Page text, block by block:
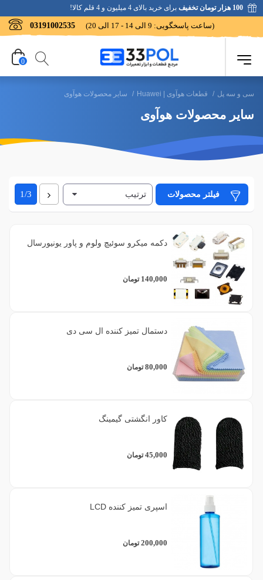
100 هزار تومان تخفیف برای خرید بالای 4 میلیون و 4 قلم کالا!
03191002535 (ساعت پاسخگویی: 9 الی 14 - 17 الی 20)
0
سی و سه پل / قطعات هوآوی | Huawei / سایر محصولات هوآوی
سایر محصولات هوآوی
فیلتر محصولات ترتیب 1/3بعدی
دکمه میکرو سوئیچ ولوم و پاور یونیورسال
140,000 تومان
دستمال تمیز کننده ال سی دی
80,000 تومان
کاور انگشتی گیمینگ
45,000 تومان
اسپری تمیز کننده LCD
200,000 تومان